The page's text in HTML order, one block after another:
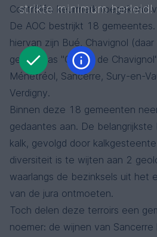
Contrôlée keurmerk toegekend
De AOC bestrijkt 18
hiervan zijn Bué, Chavignol
geitenkaas "Crottin de
Ménétréol, Sancerre, Sury-en-
Verdigny.
Binnen deze 18 gemeenten
gedaantes aan. De
kalk, gevolgd door
diversiteit is te wijten aan 2
waarlangs de bezinksels uit het
van de jura ontmoeten.
Toch delen deze terroirs een
noemer: de wijnen van
strikte minimum herleid!